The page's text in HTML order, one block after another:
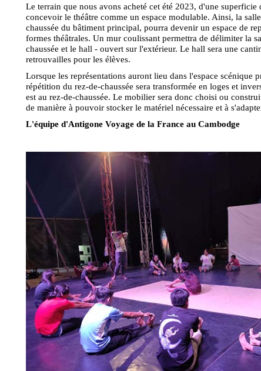
Le terrain que nous avons acheté cet été 2023, d'une superficie
concevoir le théâtre comme un espace modulable. Ainsi, la
chaussée du bâtiment principal, pourra devenir un espace de
formes théâtrales. Un mur coulissant permettra de délimiter la
chaussée et le hall - ouvert sur l'extérieur. Le hall sera une
retrouvailles pour les élèves.
Lorsque les représentations auront lieu dans l'espace scénique
répétition du rez-de-chaussée sera transformée en loges et
est au rez-de-chaussée. Le mobilier sera donc choisi ou
de manière à pouvoir stocker le matériel nécessaire et à
L'équipe d'Antigone Voyage de la France au Cambodge